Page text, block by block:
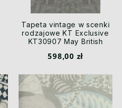
Tapeta vintage w scenki
rodzajowe KT Exclusive
KT30907 May British
598,00 zł